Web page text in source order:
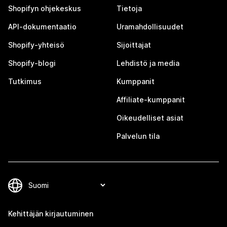
Shopifyn ohjekeskus
API-dokumentaatio
Shopify-yhteisö
Shopify-blogi
Tutkimus
Tietoja
Uramahdollisuudet
Sijoittajat
Lehdistö ja media
Kumppanit
Affiliate-kumppanit
Oikeudelliset asiat
Palvelun tila
Kehittäjän kirjautuminen